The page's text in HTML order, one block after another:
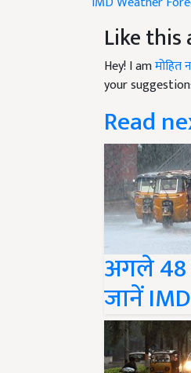
Like
Hey! I amमोहित
your
Read
अगले 48
जानें